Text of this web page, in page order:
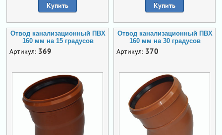
Купить Купить
Отвод канализационный ПВХ
160 мм на 15 градусов
Артикул: 369
Отвод канализационный ПВХ
160 мм на 30 градусов
Артикул: 370